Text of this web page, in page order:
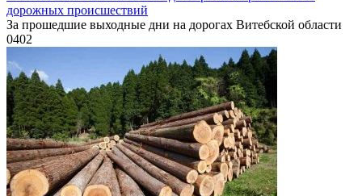
дорожных происшествий
За прошедшие выходные дни на дорогах Витебской области
0402